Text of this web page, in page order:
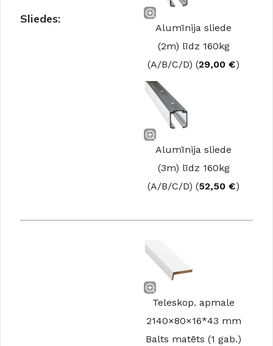
Sliedes:
Alumīnija sliede
(2m) līdz 160kg
(A/B/C/D) (29,00 €)
Alumīnija sliede
(3m) līdz 160kg
(A/B/C/D) (52,50 €)
Teleskop. apmale
2140×80×16*43 mm
Balts matēts (1 gab.)